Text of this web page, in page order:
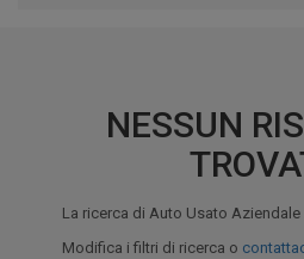
NESSUN
La ricerca di Auto Usato
Modifica i filtri di ricerca o